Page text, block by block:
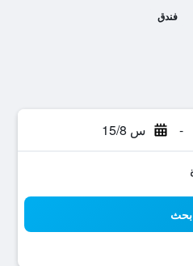
فندق
- س 15/8
بحث